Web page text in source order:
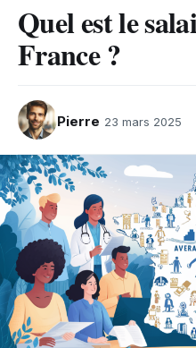
Quel est le
France ?
Pierre 23 mars 2025